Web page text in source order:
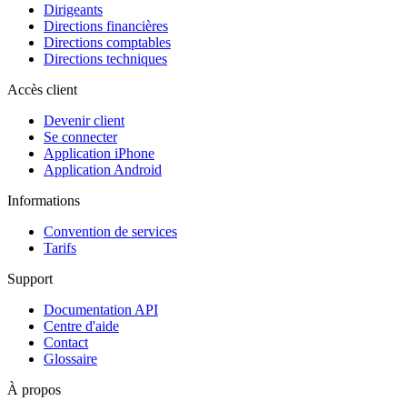
Dirigeants
Directions financières
Directions comptables
Directions techniques
Accès client
Devenir client
Se connecter
Application iPhone
Application Android
Informations
Convention de services
Tarifs
Support
Documentation API
Centre d'aide
Contact
Glossaire
À propos